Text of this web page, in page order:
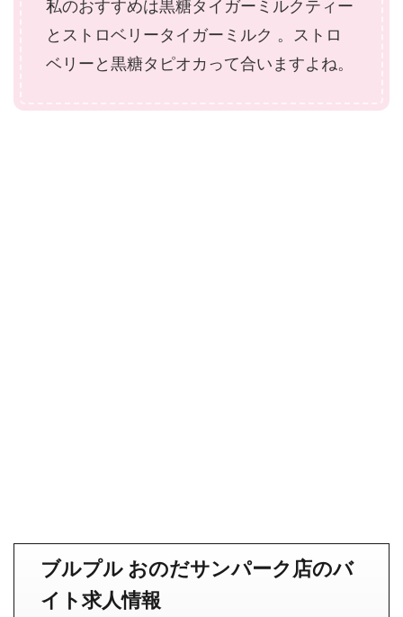
私のおすすめは黒糖タイガーミルクティー
とストロベリータイガーミルク 。ストロ
ベリーと黒糖タピオカって合いますよね。
ブルプル おのだサンパーク店のバ
イト求人情報